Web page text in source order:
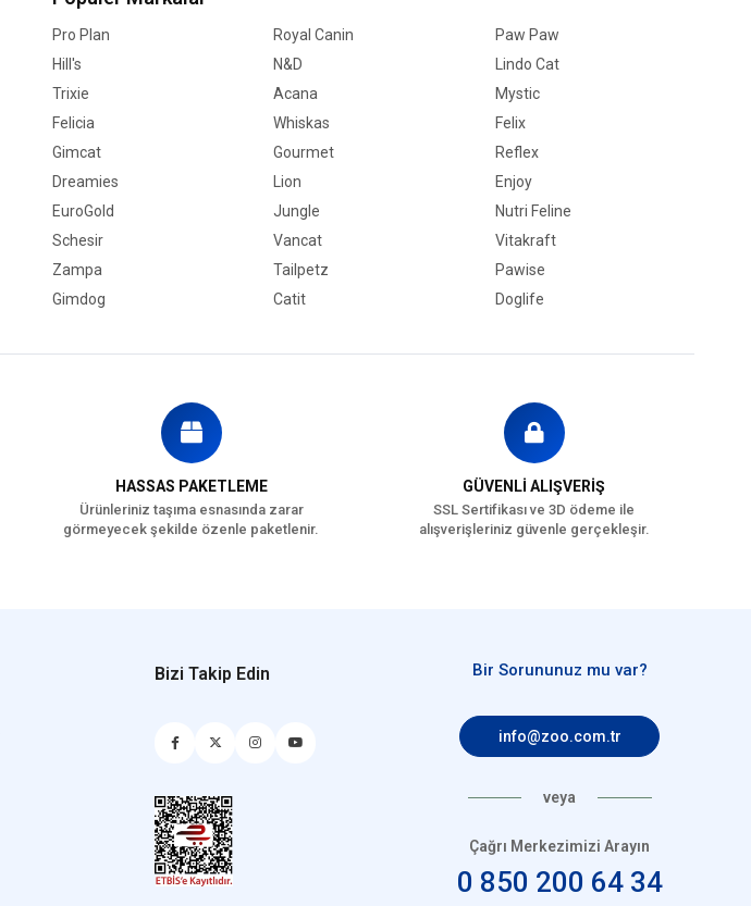
Pro Plan Royal Canin
Paw Paw
Hill's
N&D
Lindo Cat
Trixie
Acana
Mystic
Felicia
Whiskas
Felix
Gimcat
Gourmet
Reflex
Dreamies
Lion
Enjoy
EuroGold
Jungle
Nutri Feline
Schesir
Vancat
Vitakraft
Zampa
Tailpetz
Pawise
Gimdog
Catit Doglife
HASSAS PAKETLEME
Ürünleriniz taşıma esnasında zarar
görmeyecek şekilde özenle paketlenir.
GÜVENLİ ALIŞVERİŞ
SSL Sertifikası ve 3D ödeme ile
alışverişleriniz güvenle gerçekleşir.
Bizi Takip Edin Bir Sorununuz mu var?
info@zoo.com.tr
veya
Çağrı Merkezimizi Arayın
0 850 200 64 34